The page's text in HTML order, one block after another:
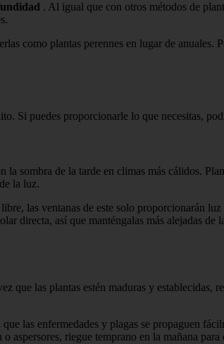
. Al igual que con otros métodos de
como plantas perennes en lugar de anuales.
Si puedes proporcionarle lo que necesitas,
sombra de la tarde en climas más cálidos.
la luz.
las ventanas de este solo proporcionarán
directa, así que manténgalas más alejadas de
que las plantas estén maduras y establecidas,
las enfermedades y plagas se propaguen
aspersores, riegue temprano en la mañana